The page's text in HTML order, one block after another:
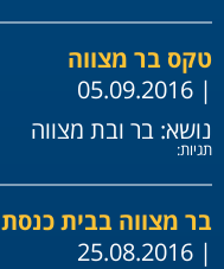
טקס בר מצווה
| 05.09.2016
נושא: בר ובת מצווה
תגיות:
בר מצווה בבית כנסת
| 25.08.2016